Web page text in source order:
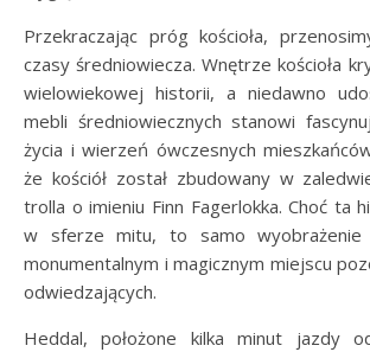
Przekraczając próg kościoła,
czasy średniowiecza. Wnętrze kościoła
wielowiekowej historii, a niedawno
mebli średniowiecznych stanowi
życia i wierzeń ówczesnych
że kościół został zbudowany w
trolla o imieniu Finn Fagerlokka. Choć ta
w sferze mitu, to samo wyobrażenie
monumentalnym i magicznym miejscu
odwiedzających.
Heddal, położone kilka minut jazdy